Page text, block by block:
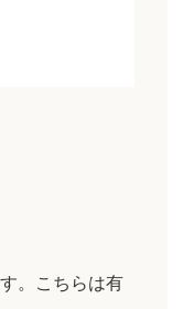
。こちらは有